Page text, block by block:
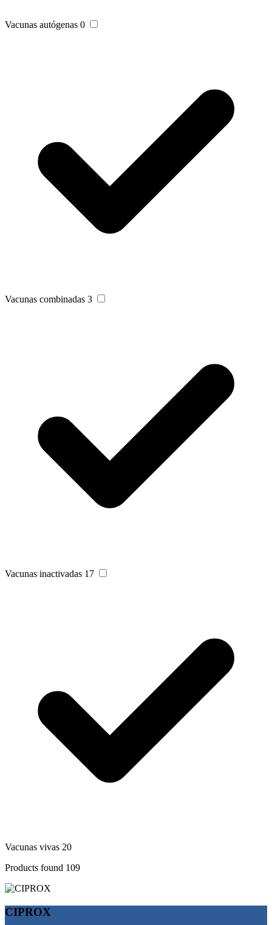
Vacunas autógenas 0
Vacunas combinadas 3
Vacunas inactivadas 17
Vacunas vivas 20
Products found 109
CIPROX